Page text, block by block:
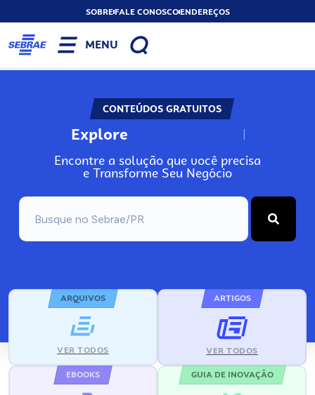
SOBREFALE CONOSCOENDEREÇOS
MENU
CONTEÚDOS GRATUITOS
Explore N
Encontre a solução que você precisa
e Transforme Seu Negócio
ARQUIVOS
VER TODOS
ARTIGOS
VER TODOS
EBOOKS GUIA DE INOVAÇÃO